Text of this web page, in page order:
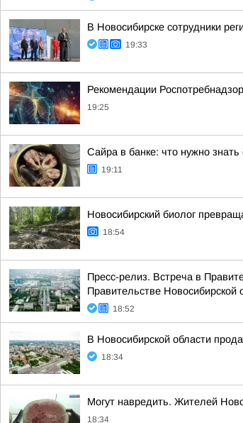
В Новосибирске сотрудники
19:33
Рекомендации
19:25
Сайра в банке: что нужно
19:11
Новосибирский биолог
18:54
Пресс-релиз. Встреча в
Правительстве Новосибирской
18:52
В Новосибирской области
18:34
Могут навредить. Жителей
18:34